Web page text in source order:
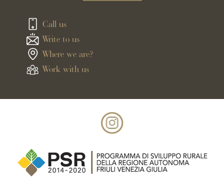
Call us
Write to us
Where we are?
Work with us